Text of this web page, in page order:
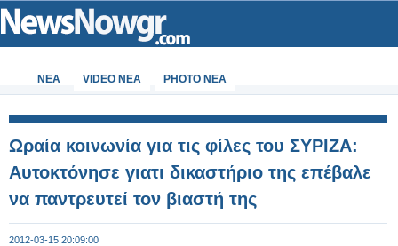
ΝΕΑ VIDEO NEA PHOTO NEA
Ωραία κοινωνία για τις φίλες του ΣΥΡΙΖΑ:
Αυτοκτόνησε γιατι δικαστήριο της επέβαλε
να παντρευτεί τον βιαστή της
2012-03-15 20:09:00